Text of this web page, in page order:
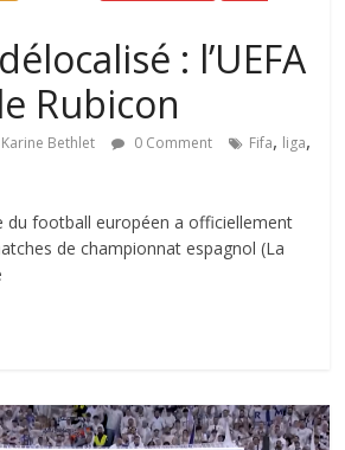
: l’UEFA
Rubicon
Karine Bethlet 0 Comment Fifa, liga,
du football européen a officiellement
de championnat espagnol (La